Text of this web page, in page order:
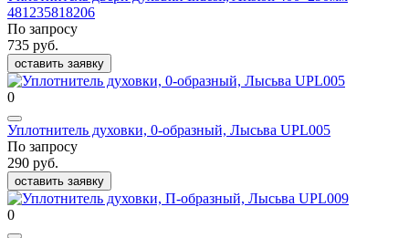
481235818206
По запросу
735 руб.
оставить заявку
0
Уплотнитель духовки, 0-образный, Лысьва UPL005
По запросу
290 руб.
оставить заявку
0